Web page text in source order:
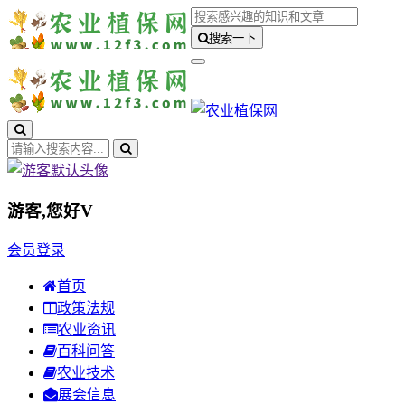
搜索一下
游客,您好V
会员登录
首页
政策法规
农业资讯
百科问答
农业技术
展会信息